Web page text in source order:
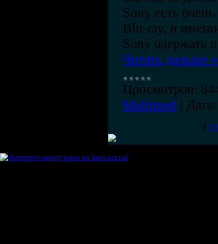
Sony есть
Blu-ray, и
Sony одержать
Читать дальше »
Просмотров:
Multimed | Дата:
1 2 3